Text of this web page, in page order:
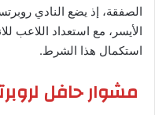
الصفقة، إذ يضع النادي
الأيسر، مع استعداد اللاعب
استكمال هذا الشرط.
مشوار حافل